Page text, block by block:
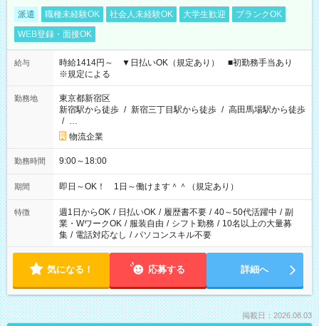
派遣 職種未経験OK 社会人未経験OK 大学生歓迎
ブランクOK
WEB登録・面接OK
給与
時給1414円～ ▼日払いOK（規定あり） ■初勤務手当あり
※規定による
勤務地
東京都新宿区
新宿駅から徒歩 / 新宿三丁目駅から徒歩 / 高田馬場駅から徒歩
/ …
物流企業
勤務時間 9:00～18:00
期間 即日～OK！ 1日～働けます＾＾（規定あり）
特徴 週1日からOK / 日払いOK / 履歴書不要 / 40～50代活躍中 / 副
業・WワークOK / 服装自由 / シフト勤務 / 10名以上の大量募
集 / 電話対応なし / パソコンスキル不要
気になる！ 応募する 詳細へ
掲載日：2026.08.03